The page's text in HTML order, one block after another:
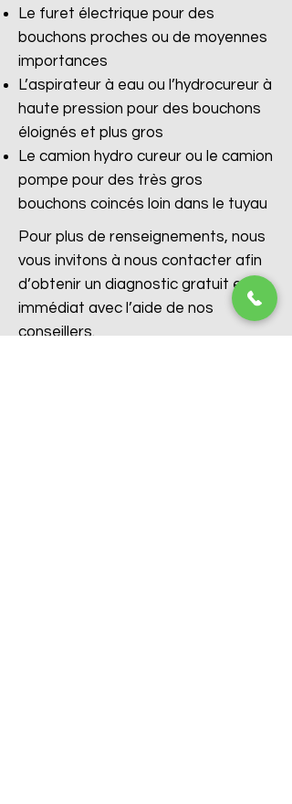
Le furet électrique pour des
bouchons proches ou de moyennes
importances
L’aspirateur à eau ou l’hydrocureur à
haute pression pour des bouchons
éloignés et plus gros
Le camion hydro cureur ou le camion
pompe pour des très gros
bouchons coincés loin dans le tuyau
Pour plus de renseignements, nous
vous invitons à nous contacter afin
d’obtenir un diagnostic gratuit et
immédiat avec l’aide de nos
conseillers.